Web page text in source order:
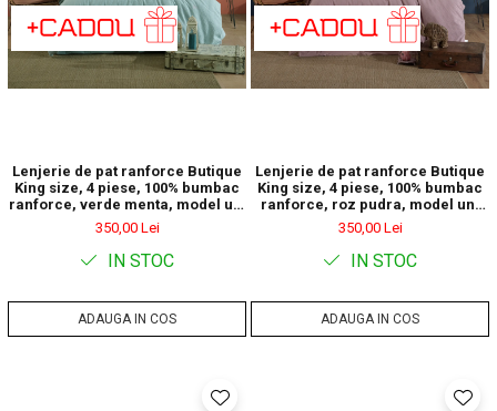
Lenjerie de pat ranforce Butique
King size, 4 piese, 100% bumbac
ranforce, verde menta, model uni
cu broderie florala, EVEYA V4
350,00 Lei
IN STOC
ADAUGA IN COS
Lenjerie de pat ranforce Butique
King size, 4 piese, 100% bumbac
ranforce, roz pudra, model uni
cu broderie florala, EVEYA V3
350,00 Lei
IN STOC
ADAUGA IN COS